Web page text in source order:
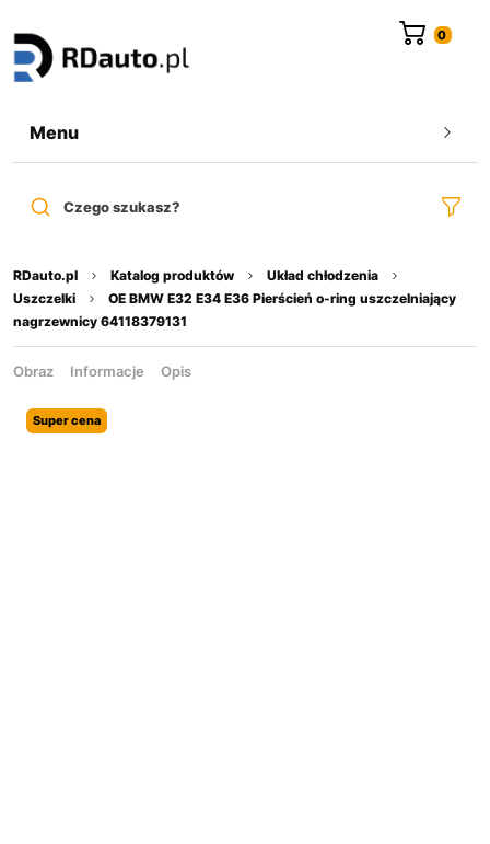
Menu
Czego szukasz?
RDauto.pl Katalog produktów
Układ chłodzenia
Uszczelki
OE BMW E32 E34 E36 Pierścień o-ring uszczelniający
nagrzewnicy 64118379131
Obraz Informacje Opis
Super cena